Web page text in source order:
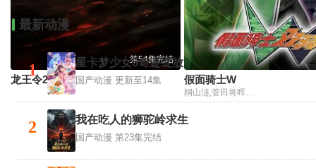
第54集完结
龙王令2026 假面骑士W
桐山涟,菅田将晖,山本光,なだぎ武,寺田农,中川真吾,生井亜実,飞鸟凛,君泽松,なすび
最新动漫
1 星卡梦少女5奇迹绽放
国产动漫 更新至14集
2 我在吃人的狮驼岭求生
国产动漫 第23集完结